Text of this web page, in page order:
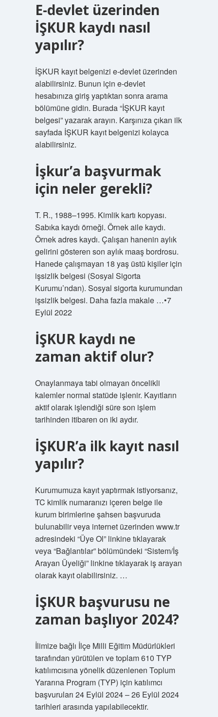
E-devlet üzerinden
İŞKUR kaydı nasıl
yapılır?
İŞKUR kayıt belgenizi e-devlet üzerinden
alabilirsiniz. Bunun için e-devlet
hesabınıza giriş yaptıktan sonra arama
bölümüne gidin. Burada “İŞKUR kayıt
belgesi” yazarak arayın. Karşınıza çıkan ilk
sayfada İŞKUR kayıt belgenizi kolayca
alabilirsiniz.
İşkur’a başvurmak
için neler gerekli?
T. R., 1988–1995. Kimlik kartı kopyası.
Sabıka kaydı örneği. Örnek aile kaydı.
Örnek adres kaydı. Çalışan hanenin aylık
gelirini gösteren son aylık maaş bordrosu.
Hanede çalışmayan 18 yaş üstü kişiler için
işsizlik belgesi (Sosyal Sigorta
Kurumu’ndan). Sosyal sigorta kurumundan
işsizlik belgesi. Daha fazla makale …•7
Eylül 2022
İŞKUR kaydı ne
zaman aktif olur?
Onaylanmaya tabi olmayan öncelikli
kalemler normal statüde işlenir. Kayıtların
aktif olarak işlendiği süre son işlem
tarihinden itibaren on iki aydır.
İŞKUR’a ilk kayıt nasıl
yapılır?
Kurumumuza kayıt yaptırmak istiyorsanız,
TC kimlik numaranızı içeren belge ile
kurum birimlerine şahsen başvuruda
bulunabilir veya internet üzerinden www.tr
adresindeki “Üye Ol” linkine tıklayarak
veya “Bağlantılar” bölümündeki “Sistem/İş
Arayan Üyeliği” linkine tıklayarak iş arayan
olarak kayıt olabilirsiniz. …
İŞKUR başvurusu ne
zaman başlıyor 2024?
İlimize bağlı İlçe Milli Eğitim Müdürlükleri
tarafından yürütülen ve toplam 610 TYP
katılımcısına yönelik düzenlenen Toplum
Yararına Program (TYP) için katılımcı
başvuruları 24 Eylül 2024 – 26 Eylül 2024
tarihleri ​​arasında yapılabilecektir.